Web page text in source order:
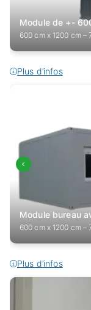
Module de +-
600 cm x 1200 cm –
Plus d’infos
Module bureau
600 cm x 1200 cm –
Plus d’infos